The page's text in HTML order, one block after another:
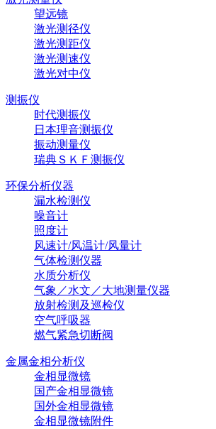
望远镜
激光测径仪
激光测距仪
激光测速仪
激光对中仪
测振仪
时代测振仪
日本理音测振仪
振动测量仪
瑞典ＳＫＦ测振仪
环保分析仪器
漏水检测仪
噪音计
照度计
风速计/风温计/风量计
气体检测仪器
水质分析仪
气象／水文／大地测量仪器
放射检测及巡检仪
空气呼吸器
燃气紧急切断阀
金属金相分析仪
金相显微镜
国产金相显微镜
国外金相显微镜
金相显微镜附件